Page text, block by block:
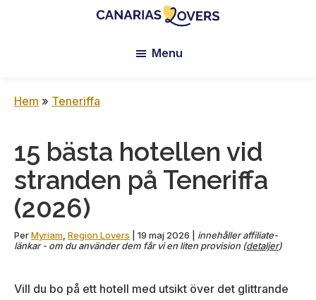
Lovers:
Gran
Canaria
blogg
Menu
Hem » Teneriffa
15 bästa hotellen vid
stranden på Teneriffa
(2026)
PerMyriam Region Lovers 19 maj 2026
innehåller affiliate-
länkar - om du använder dem får vi en liten provision (detaljer)
Vill du bo på ett hotell med utsikt över det glittrande